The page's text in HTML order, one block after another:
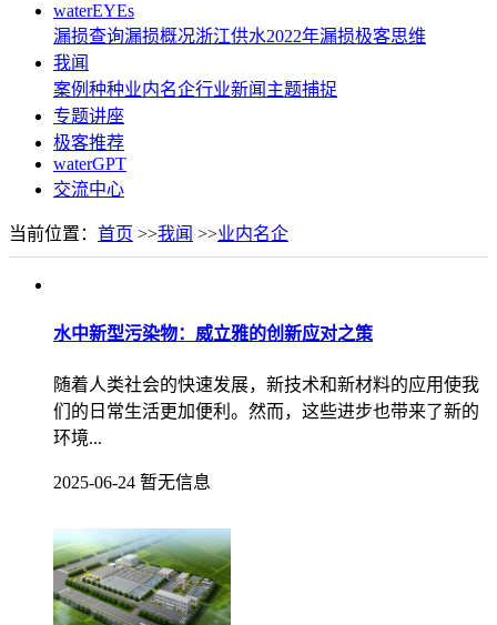
waterEYEs
漏损查询漏损概况浙江供水2022年漏损极客思维
我闻
案例种种业内名企行业新闻 主题捕捉
专题讲座
极客推荐
waterGPT
交流中心
当前位置： 首页 >>我闻 >>业内名企
水中新型污染物：威立雅的创新应对之策
随着人类社会的快速发展，新技术和新材料的应用使我
们的日常生活更加便利。然而，这些进步也带来了新的
环境...
2025-06-24 暂无信息